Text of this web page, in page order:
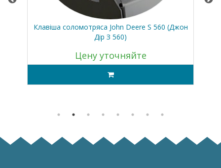
Клавіша соломотряса John Deere S 560 (Джон
Дір З 560)
Цену уточняйте